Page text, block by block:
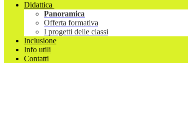
Didattica
Panoramica
Offerta formativa
I progetti delle classi
Inclusione
Info utili
Contatti